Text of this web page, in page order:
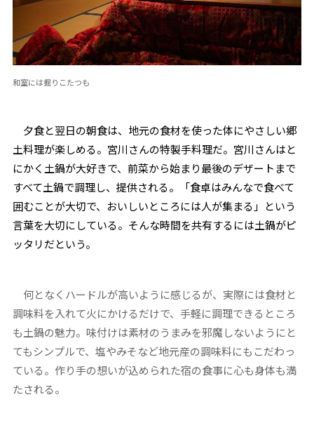
和室には掘りこたつも
夕食と翌日の朝食は、地元の食材を使った体にやさしい郷
土料理が楽しめる。宮川さんの特製手料理だ。宮川さんはと
にかく土鍋が大好きで、前菜から始まり最後のデザートまで
すべて土鍋で調理し、提供される。「食卓はみんなで食べて
囲むことが大切で、おいしいところには人が集まる」という
言葉を大切にしている。そんな時間を共有するには土鍋がピ
ッタリだという。
何となくハードルが高いように感じるが、実際には食材と
調味料を入れて火にかけるだけで、手軽に調理できるところ
も土鍋の魅力。味付けは素材のうまみを邪魔しないようにと
てもシンプルで、塩やみそなど地元産の調味料にもこだわっ
ている。作り手の想いが込められた宿の食事に心も身体も満
たされる。